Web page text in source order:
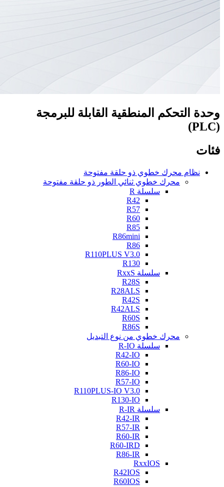
وحدة التحكم المنطقية القابلة للبرمجة
(PLC)
فئات
نظام محرك خطوي ذو حلقة مفتوحة
محرك خطوي ثنائي الطور ذو حلقة مفتوحة
سلسلة R
R42
R57
R60
R85
R86mini
R86
R110PLUS V3.0
R130
سلسلة RxxS
R28S
R28ALS
R42S
R42ALS
R60S
R86S
محرك خطوي من نوع التبديل
سلسلة R-IO
R42-IO
R60-IO
R86-IO
R57-IO
R110PLUS-IO V3.0
R130-IO
سلسلة R-IR
R42-IR
R57-IR
R60-IR
R60-IRD
R86-IR
RxxIOS
R42IOS
R60IOS